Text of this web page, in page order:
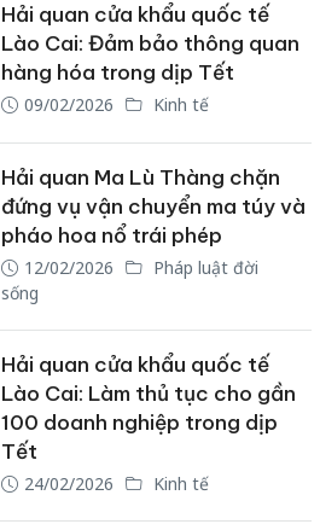
Hải quan cửa khẩu quốc tế
Lào Cai: Đảm bảo thông quan
hàng hóa trong dịp Tết
09/02/2026 Kinh tế
Hải quan Ma Lù Thàng chặn
đứng vụ vận chuyển ma túy và
pháo hoa nổ trái phép
12/02/2026
Pháp luật đời
sống
Hải quan cửa khẩu quốc tế
Lào Cai: Làm thủ tục cho gần
100 doanh nghiệp trong dịp
Tết
24/02/2026 Kinh tế